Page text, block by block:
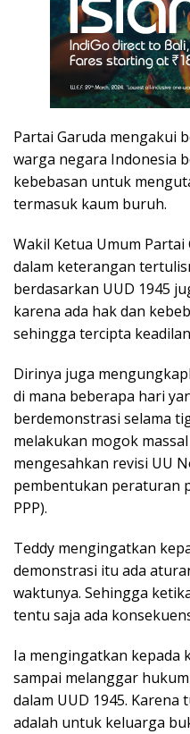
Partai Garuda mengakui
warga negara Indonesia
kebebasan untuk
termasuk kaum buruh.
Wakil Ketua Umum Partai
dalam keterangan
berdasarkan UUD 1945
karena ada hak dan
sehingga tercipta
Dirinya juga
di mana beberapa hari
berdemonstrasi selama
melakukan mogok
mengesahkan revisi UU
pembentukan peraturan
PPP).
Teddy mengingatkan
demonstrasi itu ada
waktunya. Sehingga
tentu saja ada
Ia mengingatkan kepada
sampai melanggar
dalam UUD 1945.
adalah untuk keluarga